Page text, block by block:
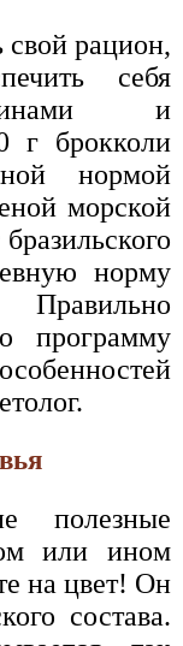
свой рацион,
себя
и
г брокколи
нормой
морской
норму
программу
полезные
или ином
на цвет! Он
состава.